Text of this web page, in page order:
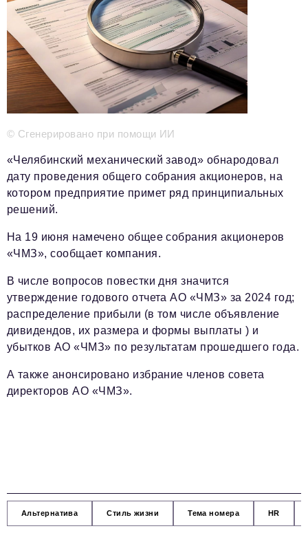
Видео
ТОП-100 влиятельных людей — 2025
Телефон редакции:+7 495 727-01-67
Электронные почты редакции:
Информационный отдел
reklama@business-magazine.online
Отдел распространения/редакционная подписка
podpiska@business-magazine.online
Отдел по работе с партнерами
© Сгенерировано при помощи ИИ
«Челябинский механический завод» обнародовал
дату проведения общего собрания акционеров, на
котором предприятие примет ряд принципиальных
решений.
На 19 июня намечено общее собрания акционеров
«ЧМЗ», сообщает компания.
В числе вопросов повестки дня значится
утверждение годового отчета АО «ЧМЗ» за 2024 год;
распределение прибыли (в том числе объявление
дивидендов, их размера и формы выплаты ) и
убытков АО «ЧМЗ» по результатам прошедшего года.
А также анонсировано избрание членов совета
директоров АО «ЧМЗ».
Альтернатива Стиль жизни Тема номера HR